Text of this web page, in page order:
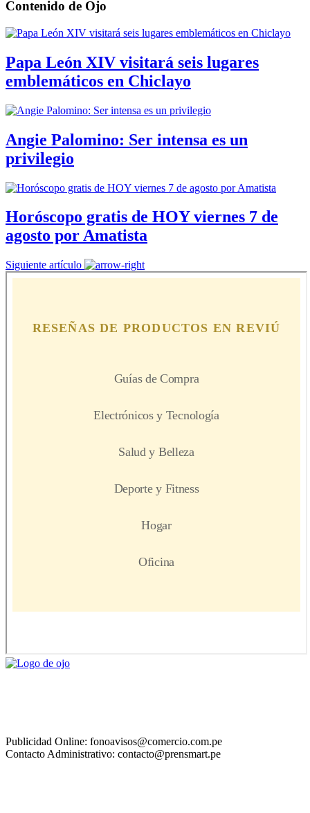
Contenido de Ojo
Papa León XIV visitará seis lugares
emblemáticos en Chiclayo
Angie Palomino: Ser intensa es un
privilegio
Horóscopo gratis de HOY viernes 7 de
agosto por Amatista
Siguiente artículo
Publicidad Online: fonoavisos@comercio.com.pe
Contacto Administrativo: contacto@prensmart.pe